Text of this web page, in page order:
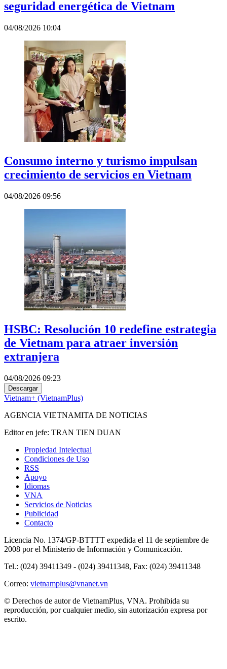
seguridad energética de Vietnam
04/08/2026 10:04
Consumo interno y turismo impulsan
crecimiento de servicios en Vietnam
04/08/2026 09:56
HSBC: Resolución 10 redefine estrategia
de Vietnam para atraer inversión
extranjera
04/08/2026 09:23
Descargar
Vietnam+ (VietnamPlus)
AGENCIA VIETNAMITA DE NOTICIAS
Editor en jefe: TRAN TIEN DUAN
Propiedad Intelectual
Condiciones de Uso
RSS
Apoyo
Idiomas
VNA
Servicios de Noticias
Publicidad
Contacto
Licencia No. 1374/GP-BTTTT expedida el 11 de septiembre de
2008 por el Ministerio de Información y Comunicación.
Tel.: (024) 39411349 - (024) 39411348, Fax: (024) 39411348
Correo: vietnamplus@vnanet.vn
© Derechos de autor de VietnamPlus, VNA. Prohibida su
reproducción, por cualquier medio, sin autorización expresa por
escrito.